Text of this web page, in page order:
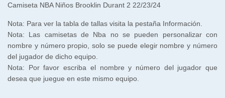
Camiseta NBA Niños Brooklin Durant 2 22/23/24
Nota: Para ver la tabla de tallas visita la pestaña Información.
Nota: Las camisetas de Nba no se pueden personalizar con
nombre y número propio, solo se puede elegir nombre y número
del jugador de dicho equipo.
Nota: Por favor escriba el nombre y número del jugador que
desea que juegue en este mismo equipo.